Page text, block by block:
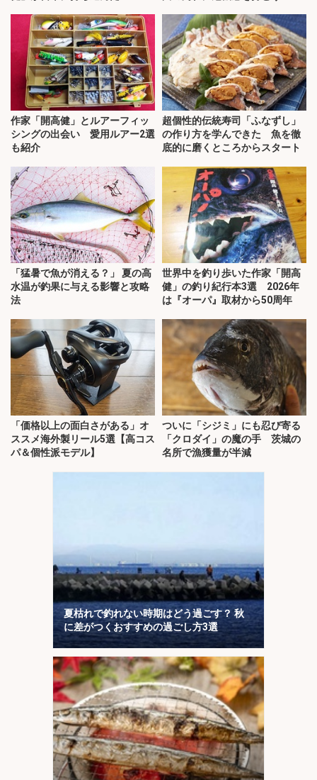
作家「開高健」とルアーフィッ
シングの出会い 愛用ルアー2選
も紹介
超個性的伝統寿司「ふなずし」
の作り方を学んできた 魚を徹
底的に磨くところからスタート
「猛暑で魚が消える？」 夏の高
水温が釣果に与える影響と攻略
法
世界中を釣り歩いた作家「開高
健」の釣り紀行本3選 2026年
は『オーパ』取材から50周年
「価格以上の面白さがある」オ
ススメ海外製リール5選【高コス
パ＆個性派モデル】
ついに「シジミ」にも忍び寄る
「クロダイ」の魔の手 茨城の
名所で漁獲量が半減
夏枯れで釣れない時期はどう過ごす？ 秋
に差がつくおすすめの過ごし方3選